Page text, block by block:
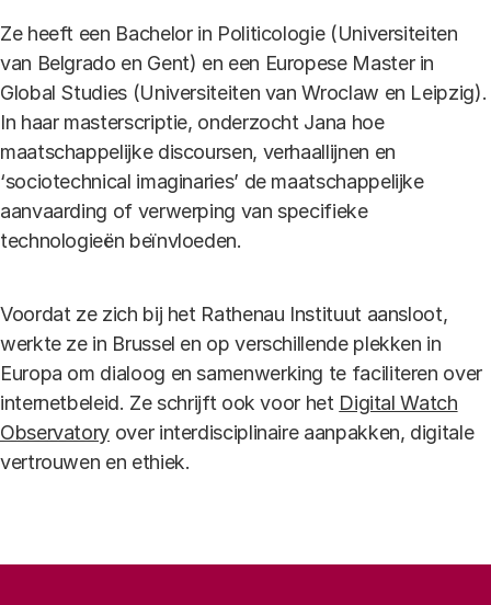
Ze heeft een Bachelor in Politicologie (Universiteiten
van Belgrado en Gent) en een Europese Master in
Global Studies (Universiteiten van Wroclaw en Leipzig).
In haar masterscriptie, onderzocht Jana hoe
maatschappelijke discoursen, verhaallijnen en
‘sociotechnical imaginaries’ de maatschappelijke
aanvaarding of verwerping van specifieke
technologieën beïnvloeden.
Voordat ze zich bij het Rathenau Instituut aansloot,
werkte ze in Brussel en op verschillende plekken in
Europa om dialoog en samenwerking te faciliteren over
internetbeleid. Ze schrijft ook voor het Digital Watch
Observatory over interdisciplinaire aanpakken, digitale
vertrouwen en ethiek.